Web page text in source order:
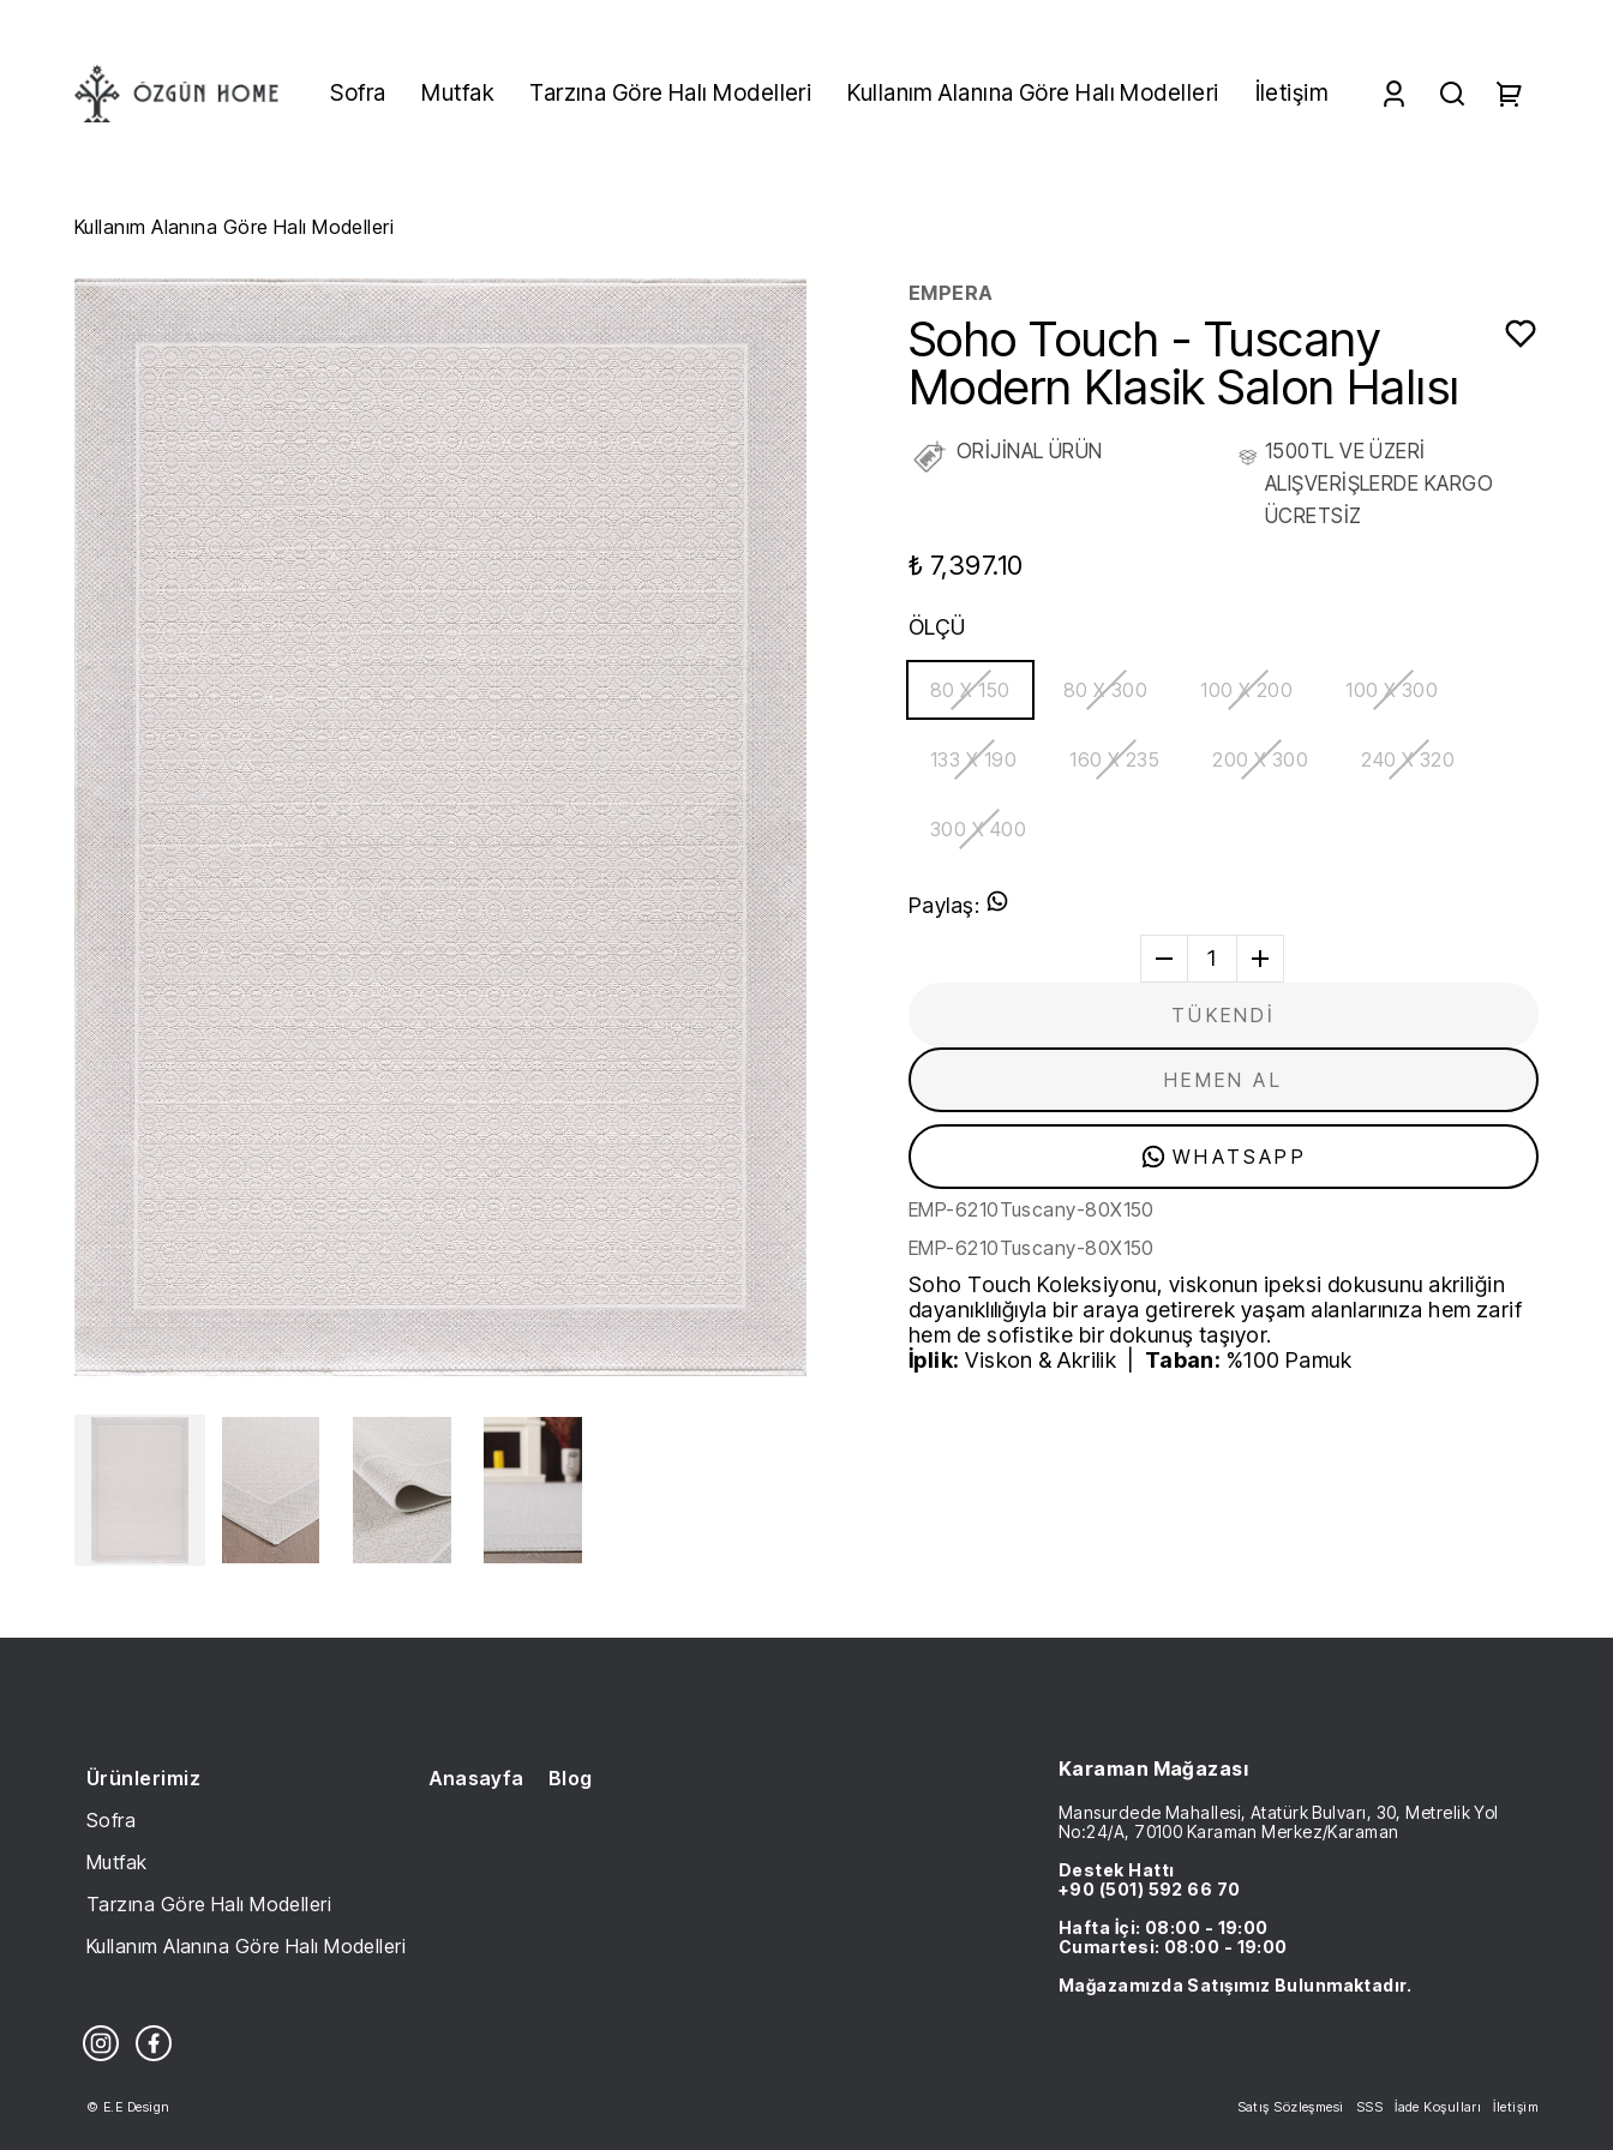
Sofra Mutfak Tarzına Göre Halı Modelleri Kullanım Alanına Göre Halı Modelleri İletişim
Kullanım Alanına Göre Halı Modelleri
EMPERA
Soho Touch - Tuscany
Modern Klasik Salon Halısı
ORİJİNAL ÜRÜN
1500TL VE ÜZERİ
ALIŞVERİŞLERDE KARGO
ÜCRETSİZ
₺ 7,397.10
ÖLÇÜ
80 X 150 80 X 300 100 X 200 100 X 300
133 X 190 160 X 235 200 X 300 240 X 320
300 X 400
Paylaş:
1
TÜKENDİ
HEMEN AL
WHATSAPP
EMP-6210Tuscany-80X150
EMP-6210Tuscany-80X150
Soho Touch Koleksiyonu, viskonun ipeksi dokusunu akriliğin
dayanıklılığıyla bir araya getirerek yaşam alanlarınıza hem zarif
hem de sofistike bir dokunuş taşıyor.
İplik: Viskon & Akrilik | Taban: %100 Pamuk
Ürünlerimiz
Sofra
Mutfak
Tarzına Göre Halı Modelleri
Kullanım Alanına Göre Halı Modelleri
Anasayfa Blog Karaman Mağazası
Mansurdede Mahallesi, Atatürk Bulvarı, 30, Metrelik Yol
No:24/A, 70100 Karaman Merkez/Karaman
Destek Hattı
+90 (501) 592 66 70
Hafta İçi: 08:00 - 19:00
Cumartesi: 08:00 - 19:00
Mağazamızda Satışımız Bulunmaktadır.
© E.E Design Satış Sözleşmesi SSS İade Koşulları İletişim